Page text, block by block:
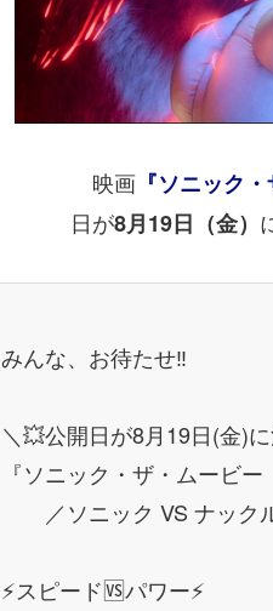
映画 『ソニック
日が8月19日（金）
みんな、お待たせ‼
＼💥公開日が8月19日(金)
『ソニック・ザ・ムービー
／ソニック VS ナックル
⚡スピード🆚パワー⚡